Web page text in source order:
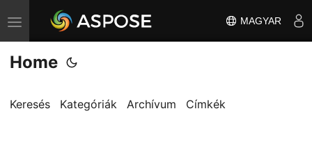
T
o
g
l
MAGYAR
Home
Keresés Kategóriák Archívum Címkék